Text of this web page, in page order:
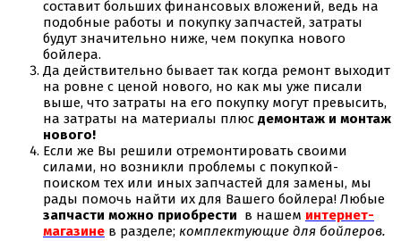
составит больших финансовых вложений, ведь на
подобные работы и покупку запчастей, затраты
будут значительно ниже, чем покупка нового
бойлера.
Да действительно бывает так когда ремонт выходит
на ровне с ценой нового, но как мы уже писали
выше, что затраты на его покупку могут превысить,
на затраты на материалы плюс демонтаж и монтаж
нового!
Если же Вы решили отремонтировать своими
силами, но возникли проблемы с покупкой-
поиском тех или иных запчастей для замены, мы
рады помочь найти их для Вашего бойлера! Любые
запчасти можно приобрести в нашем интернет-
магазине в разделе; комплектующие для бойлеров.